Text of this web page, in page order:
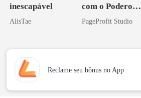
inescapável
AlisTae
com o Poderoso
Inimigo do Meu
PageProfit Studio
Reclame seu bônus no App